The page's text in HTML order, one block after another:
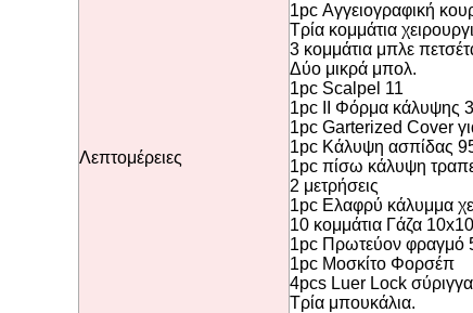
Λεπτομέρειες
1pc Αγγειογραφική
Τρία κομμάτια
3 κομμάτια μπλε
Δύο μικρά μπολ.
1pc Scalpel 11
1pc II Φόρμα κάλυψης
1pc Garterized Cover
1pc Κάλυψη ασπίδας
1pc πίσω κάλυψη
2 μετρήσεις
1pc Ελαφρύ κάλυμμα
10 κομμάτια Γάζα
1pc Πρωτεύον φραγμό
1pc Μοσκίτο Φορσέπ
4pcs Luer Lock
Τρία μπουκάλια.